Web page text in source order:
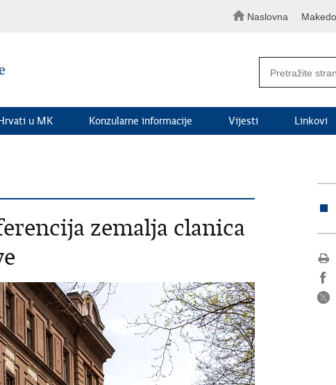
Naslovna
u MK Konzularne informacije Vijesti Linkovi
zemalja clanica